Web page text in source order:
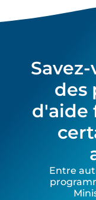
des
d'aide
Entre